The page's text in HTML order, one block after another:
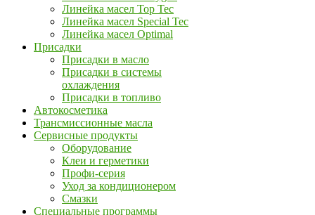
Линейка масел Top Tec
Линейка масел Special Tec
Линейка масел Optimal
Присадки
Присадки в масло
Присадки в системы
охлаждения
Присадки в топливо
Автокосметика
Трансмиссионные масла
Сервисные продукты
Оборудование
Клеи и герметики
Профи-серия
Уход за кондиционером
Смазки
Специальные программы